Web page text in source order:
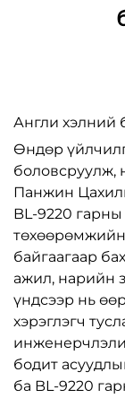
Англи хэлний
Өндөр
боловсруулж,
Панжин
BL-9220 гарны
төхөөрөмжийн
байгаагаар
ажил, нарийн
үндсээр нь
хэрэглэгч
бодит
ба BL-9220